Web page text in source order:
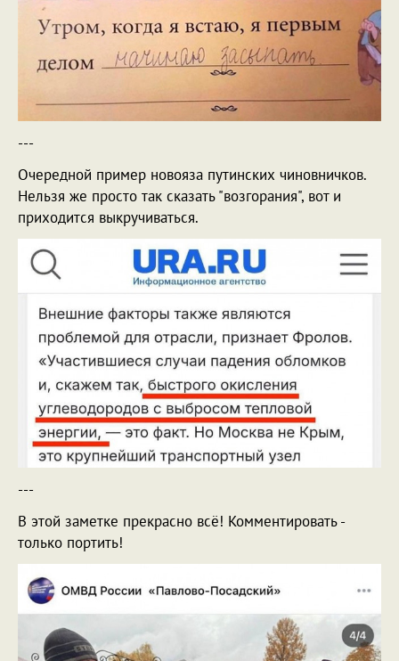
---
Очередной пример новояза путинских чиновничков.
Нельзя же просто так сказать "возгорания", вот и
приходится выкручиваться.
---
В этой заметке прекрасно всё! Комментировать -
только портить!